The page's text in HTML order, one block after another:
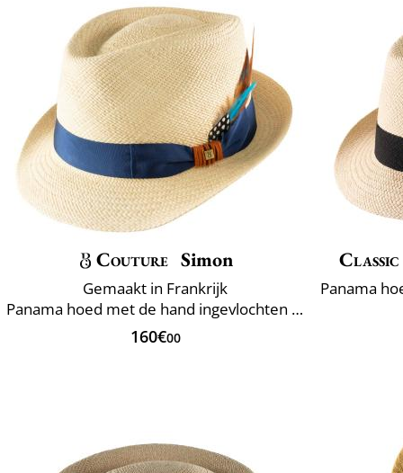
Couture Simon
Gemaakt in Frankrijk
Panama hoed met de hand ingevlochten Ecuador
160€00